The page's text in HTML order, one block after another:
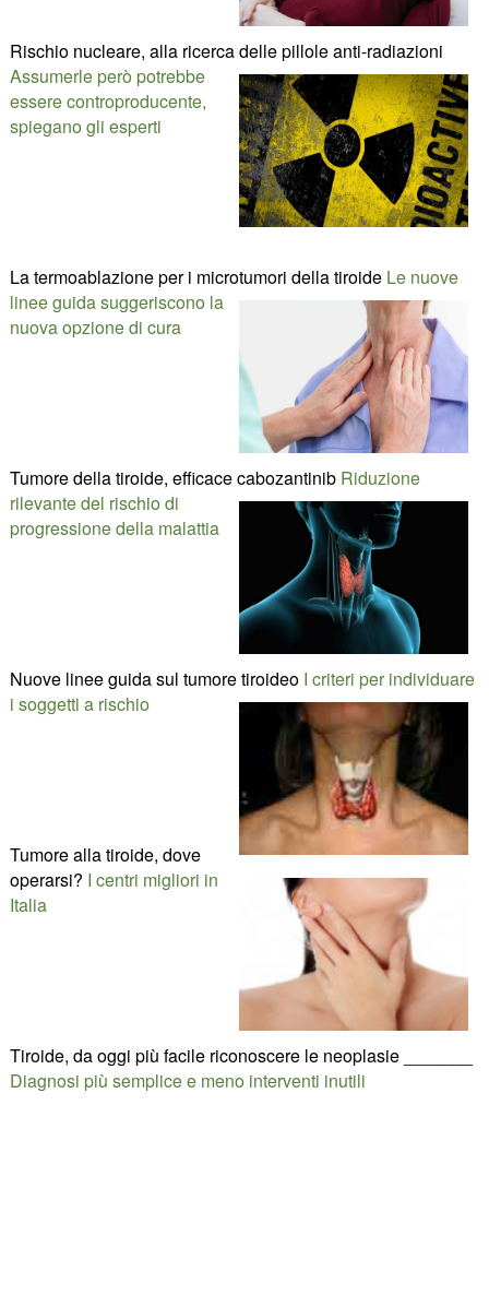
Rischio nucleare, alla ricerca delle pillole anti-radiazioni
Assumerle però potrebbe
essere controproducente,
spiegano gli esperti
La termoablazione per i microtumori della tiroide Le nuove
linee guida suggeriscono la
nuova opzione di cura
Tumore della tiroide, efficace cabozantinib Riduzione
rilevante del rischio di
progressione della malattia
Nuove linee guida sul tumore tiroideo I criteri per individuare
i soggetti a rischio
Tumore alla tiroide, dove
operarsi? I centri migliori in
Italia
Tiroide, da oggi più facile riconoscere le neoplasie _______
Diagnosi più semplice e meno interventi inutili